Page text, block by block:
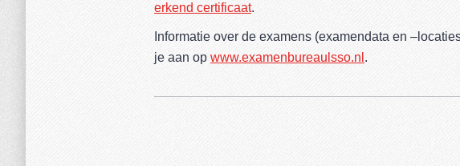
erkend certificaat.
Informatie over de examens (examendata en
je aan op www.examenbureaulsso.nl .